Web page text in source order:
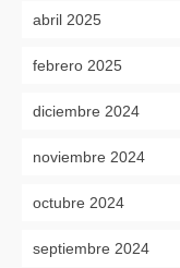
abril 2025
febrero 2025
diciembre 2024
noviembre 2024
octubre 2024
septiembre 2024